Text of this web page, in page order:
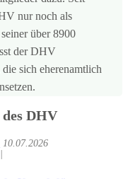
nur noch als
über 8900
der DHV
sich eherenamtlich
DHV
|
10.07.2026